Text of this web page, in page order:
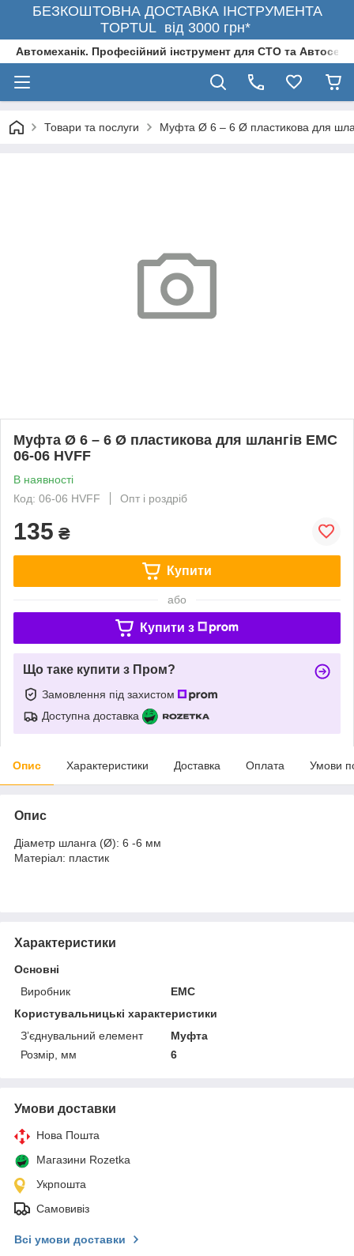
БЕЗКОШТОВНА ДОСТАВКА ІНСТРУМЕНТА
TOPTUL від 3000 грн*
Автомеханік. Професійний інструмент для СТО та
Товари та послуги Муфта Ø 6 – 6 Ø пластикова для
Муфта Ø 6 – 6 Ø пластикова для шлангів EMC
06-06 HVFF
В наявності
Код: 06-06 HVFF
Опт і роздріб
135 ₴
Купити
або
Купити з
Що таке купити з Пром?
Замовлення під захистом
Доступна доставка
Опис Характеристики Доставка Оплата Умови
Опис
Діаметр шланга (Ø): 6 -6 мм
Матеріал: пластик
Характеристики
Основні
Виробник
EMC
Користувальницькі характеристики
Зʼєднувальний елемент
Муфта
Розмір, мм
6
Умови доставки
Нова Пошта
Магазини Rozetka
Укрпошта
Самовивіз
Всі умови доставки